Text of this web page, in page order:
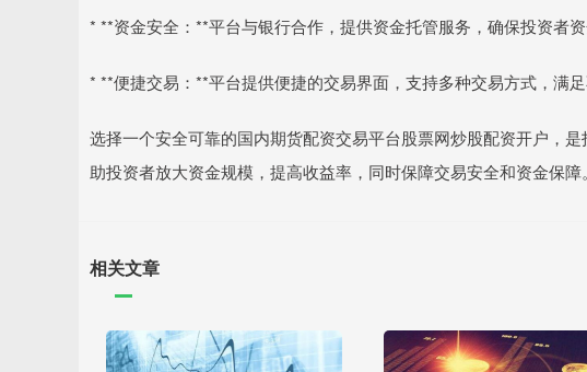
* **资金安全：**平台与银行合作，提供资金托管服务，确保投资者资
* **便捷交易：**平台提供便捷的交易界面，支持多种交易方式，满足
选择一个安全可靠的国内期货配资交易平台股票网炒股配资开户，
助投资者放大资金规模，提高收益率，同时保障交易安全和资金保障。
相关文章